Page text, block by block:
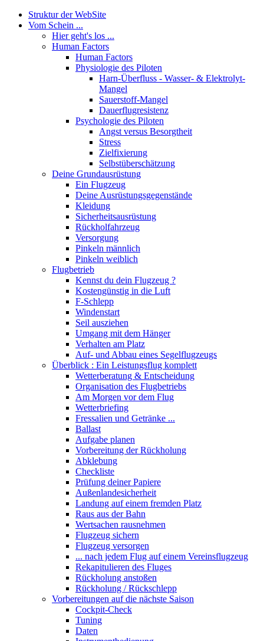
Struktur der WebSite
Vom Schein ...
Hier geht's los ...
Human Factors
Human Factors
Physiologie des Piloten
Harn-Überfluss - Wasser- & Elektrolyt-
Mangel
Sauerstoff-Mangel
Dauerflugresistenz
Psychologie des Piloten
Angst versus Besorgtheit
Stress
Zielfixierung
Selbstüberschätzung
Deine Grundausrüstung
Ein Flugzeug
Deine Ausrüstungsgegenstände
Kleidung
Sicherheitsausrüstung
Rückholfahrzeug
Versorgung
Pinkeln männlich
Pinkeln weiblich
Flugbetrieb
Kennst du dein Flugzeug ?
Kostengünstig in die Luft
F-Schlepp
Windenstart
Seil ausziehen
Umgang mit dem Hänger
Verhalten am Platz
Auf- und Abbau eines Segelflugzeugs
Überblick : Ein Leistungsflug komplett
Wetterberatung & Entscheidung
Organisation des Flugbetriebs
Am Morgen vor dem Flug
Wetterbriefing
Fressalien und Getränke ...
Ballast
Aufgabe planen
Vorbereitung der Rückholung
Abklebung
Checkliste
Prüfung deiner Papiere
Außenlandesicherheit
Landung auf einem fremden Platz
Raus aus der Bahn
Wertsachen rausnehmen
Flugzeug sichern
Flugzeug versorgen
... nach jedem Flug auf einem Vereinsflugzeug
Rekapitulieren des Fluges
Rückholung anstoßen
Rückholung / Rückschlepp
Vorbereitungen auf die nächste Saison
Cockpit-Check
Tuning
Daten